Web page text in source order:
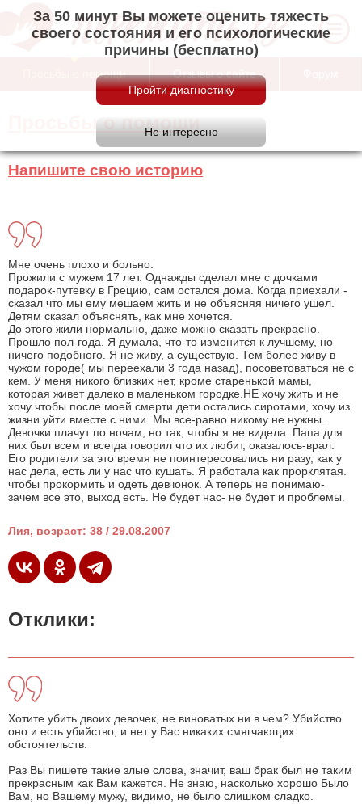
За 50 минут Вы можете оценить тяжесть
своего состояния и его психологические
причины (бесплатно)
Просьбы о помощи Отзывы о сайте
Просьбы о помощи
Напишите свою историю
Мне очень плохо и больно.
Прожили с мужем 17 лет. Однажды сделал мне с дочками
подарок-путевку в Грецию, сам остался дома. Когда приехали -
сказал что мы ему мешаем жить и не объясняя ничего ушел.
Детям сказал объяснять, как мне хочется.
До этого жили нормально, даже можно сказать прекрасно.
Прошло пол-года. Я думала, что-то изменится к лучшему, но
ничего подобного. Я не живу, а существую. Тем более живу в
чужом городе( мы переехали 3 года назад), посоветоваться не с
кем. У меня никого близких нет, кроме старенькой мамы,
которая живет далеко в маленьком городке.НЕ хочу жить и не
хочу чтобы после моей смерти дети остались сиротами, хочу из
жизни уйти вместе с ними. Мы все-равно никому не нужны.
Девочки плачут по ночам, но так, чтобы я не видела. Папа для
них был всем и всегда говорил что их любит, оказалось-врал.
Его родители за это время не поинтересовались ни разу, как у
нас дела, есть ли у нас что кушать. Я работала как прорклятая.
чтобы прокормить и одеть девчонок. А теперь не понимаю-
зачем все это, выход есть. Не будет нас- не будет и проблемы.
Лия, возраст: 38 / 29.08.2007
Отклики:
Хотите убить двоих девочек, не виноватых ни в чем? Убийство
оно и есть убийство, и нет у Вас никаких смягчающих
обстоятельств.
Раз Вы пишете такие злые слова, значит, ваш брак был не таким
прекрасным как Вам кажется. Не знаю, насколько хорошо Было
Вам, но Вашему мужу, видимо, не было слишком сладко.